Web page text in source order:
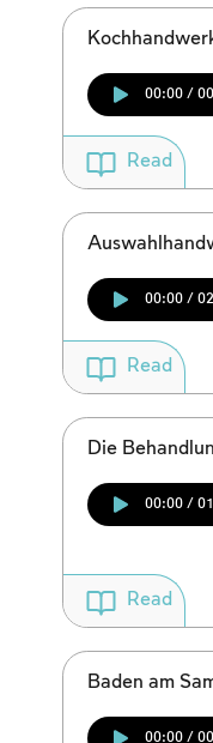
00:00 /
Read
00:00 /
Read
Die
00:00 /
Read
Baden am
00:00 /